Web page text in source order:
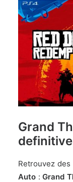
Grand
Retrouvez
Auto :Grand